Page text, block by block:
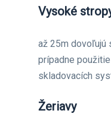
Vysoké
až 25m dovoľujú
prípadne
skladovacích
Žeriavy